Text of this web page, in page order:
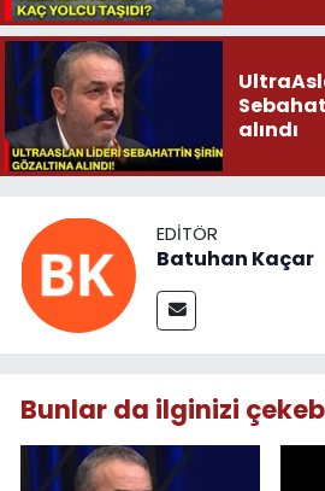
alındı
EDITÖR
Batuhan Kaçar
Bunlar da ilginizi